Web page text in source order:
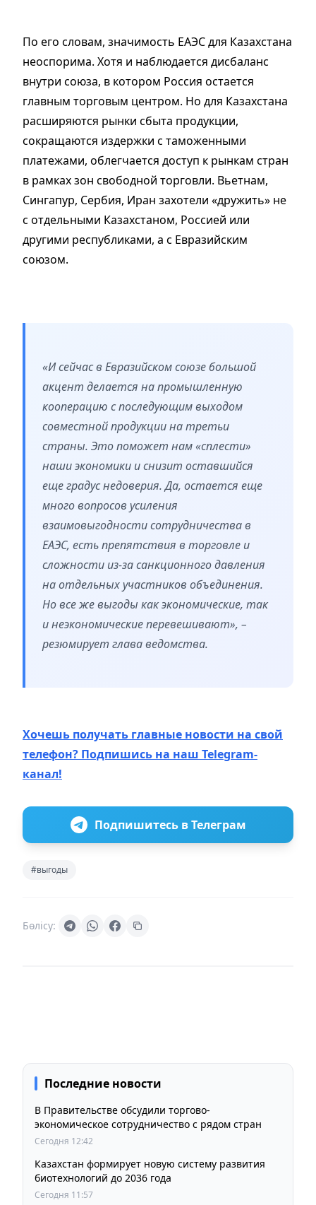
По его словам, значимость ЕАЭС для Казахстана
неоспорима. Хотя и наблюдается дисбаланс
внутри союза, в котором Россия остается
главным торговым центром. Но для Казахстана
расширяются рынки сбыта продукции,
сокращаются издержки с таможенными
платежами, облегчается доступ к рынкам стран
в рамках зон свободной торговли. Вьетнам,
Сингапур, Сербия, Иран захотели «дружить» не
с отдельными Казахстаном, Россией или
другими республиками, а с Евразийским
союзом.
«И сейчас в Евразийском союзе большой
акцент делается на промышленную
кооперацию с последующим выходом
совместной продукции на третьи
страны. Это поможет нам «сплести»
наши экономики и снизит оставшийся
еще градус недоверия. Да, остается еще
много вопросов усиления
взаимовыгодности сотрудничества в
ЕАЭС, есть препятствия в торговле и
сложности из-за санкционного давления
на отдельных участников объединения.
Но все же выгоды как экономические, так
и неэкономические перевешивают», –
резюмирует глава ведомства.
Хочешь получать главные новости на свой
телефон? Подпишись на наш Telegram-
канал!
Подпишитесь в Телеграм
#выгоды
Бөлісу:
Последние новости
В Правительстве обсудили торгово-
экономическое сотрудничество с рядом стран
Сегодня 12:42
Казахстан формирует новую систему развития
биотехнологий до 2036 года
Сегодня 11:57